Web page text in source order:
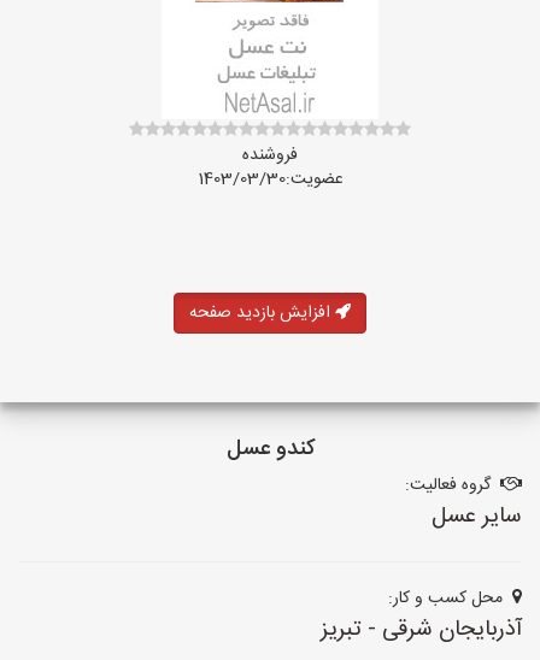
فروشنده
عضویت:1403/03/30
افزایش بازدید صفحه
کندو عسل
گروه فعالیت:
سایر عسل
محل کسب و کار:
آذربایجان شرقی - تبریز